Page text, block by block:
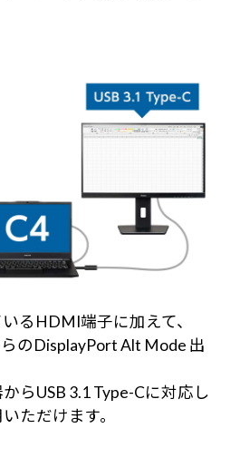
るHDMI端子に加えて、
のDisplayPort Alt Mode 出
らUSB 3.1 Type-Cに対応し
ただけます。